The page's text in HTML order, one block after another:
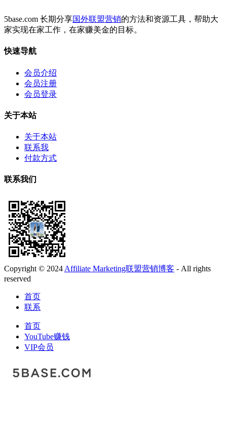
5base.com 长期分享国外联盟营销的方法和资源工具，帮助大
家实现在家工作，在家赚美金的目标。
快速导航
会员介绍
会员注册
会员登录
关于本站
关于本站
联系我
付款方式
联系我们
Copyright © 2024 Affiliate Marketing联盟营销博客 - All rights
reserved
首页
联系
首页
YouTube赚钱
VIP会员